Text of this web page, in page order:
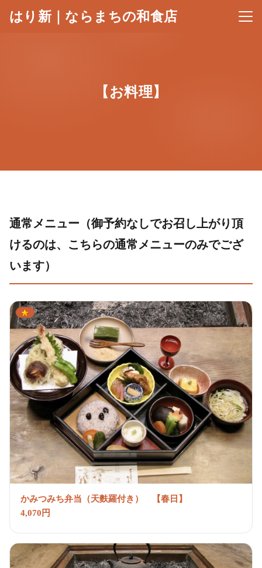
はり新｜ならまちの和食店 メニ
【お料理】
通常メニュー（御予約なしでお召し上がり頂
けるのは、こちらの通常メニューのみでござ
います）
かみつみち弁当（天麩羅付き） 【春日】
4,070円